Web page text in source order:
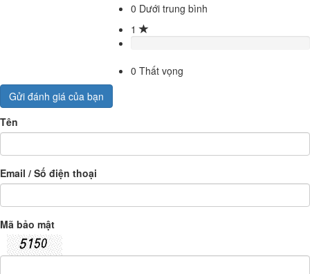
0 Dưới trung bình
1
0 Thất vọng
Gửi đánh giá của bạn
Tên
Email / Số điện thoại
Mã bảo mật